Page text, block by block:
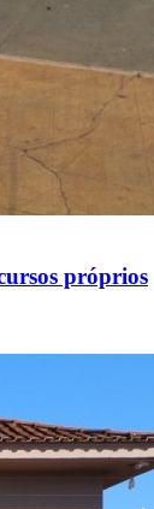
próprios